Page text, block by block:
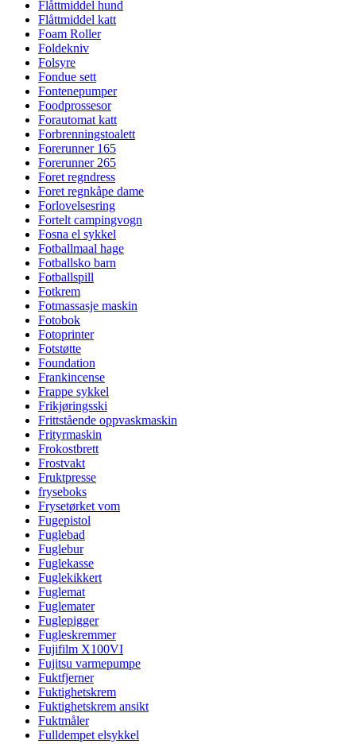
Flåttmiddel hund
Flåttmiddel katt
Foam Roller
Foldekniv
Folsyre
Fondue sett
Fontenepumper
Foodprossesor
Forautomat katt
Forbrenningstoalett
Forerunner 165
Forerunner 265
Foret regndress
Foret regnkåpe dame
Forlovelsesring
Fortelt campingvogn
Fosna el sykkel
Fotballmaal hage
Fotballsko barn
Fotballspill
Fotkrem
Fotmassasje maskin
Fotobok
Fotoprinter
Fotstøtte
Foundation
Frankincense
Frappe sykkel
Frikjøringsski
Frittstående oppvaskmaskin
Frityrmaskin
Frokostbrett
Frostvakt
Fruktpresse
fryseboks
Frysetørket vom
Fugepistol
Fuglebad
Fuglebur
Fuglekasse
Fuglekikkert
Fuglemat
Fuglemater
Fuglepigger
Fugleskremmer
Fujifilm X100VI
Fujitsu varmepumpe
Fuktfjerner
Fuktighetskrem
Fuktighetskrem ansikt
Fuktmåler
Fulldempet elsykkel